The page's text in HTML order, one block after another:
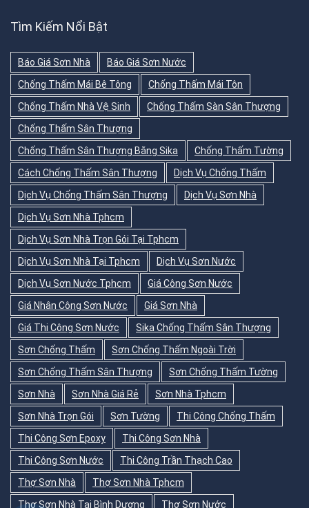
Tìm Kiếm Nổi Bật
Báo Giá Sơn Nhà
Báo Giá Sơn Nước
Chống Thấm Mái Bê Tông
Chống Thấm Mái Tôn
Chống Thấm Nhà Vệ Sinh
Chống Thấm Sàn Sân Thượng
Chống Thấm Sân Thượng
Chống Thấm Sân Thượng Bằng Sika
Chống Thấm Tường
Cách Chống Thấm Sân Thượng
Dịch Vụ Chống Thấm
Dịch Vụ Chống Thấm Sân Thượng
Dịch Vụ Sơn Nhà
Dịch Vụ Sơn Nhà Tphcm
Dịch Vụ Sơn Nhà Trọn Gói Tại Tphcm
Dịch Vụ Sơn Nhà Tại Tphcm
Dịch Vụ Sơn Nước
Dịch Vụ Sơn Nước Tphcm
Giá Công Sơn Nước
Giá Nhân Công Sơn Nước
Giá Sơn Nhà
Giá Thi Công Sơn Nước
Sika Chống Thấm Sân Thượng
Sơn Chống Thấm
Sơn Chống Thấm Ngoài Trời
Sơn Chống Thấm Sân Thượng
Sơn Chống Thấm Tường
Sơn Nhà
Sơn Nhà Giá Rẻ
Sơn Nhà Tphcm
Sơn Nhà Trọn Gói
Sơn Tường
Thi Công Chống Thấm
Thi Công Sơn Epoxy
Thi Công Sơn Nhà
Thi Công Sơn Nước
Thi Công Trần Thạch Cao
Thợ Sơn Nhà
Thợ Sơn Nhà Tphcm
Thợ Sơn Nhà Tại Bình Dương
Thợ Sơn Nước